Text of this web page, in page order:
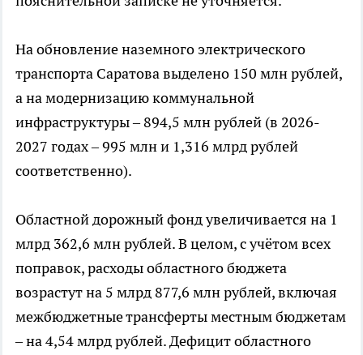
На обновление наземного электрического
транспорта Саратова выделено 150 млн рублей,
а на модернизацию коммунальной
инфраструктуры – 894,5 млн рублей (в 2026-
2027 годах – 995 млн и 1,316 млрд рублей
соответственно).
Областной дорожный фонд увеличивается на 1
млрд 362,6 млн рублей. В целом, с учётом всех
поправок, расходы областного бюджета
возрастут на 5 млрд 877,6 млн рублей, включая
межбюджетные трансферты местным бюджетам
– на 4,54 млрд рублей. Дефицит областного